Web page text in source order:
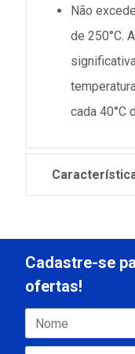
Não
de 250°C.
cada 40°C
Cadastre-se
ofertas!